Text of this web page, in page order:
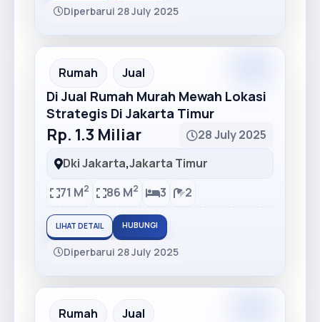
Diperbarui 28 July 2025
Partner Ad
Rumah Jual
Di Jual Rumah Murah Mewah Lokasi
Strategis Di Jakarta Timur
Rp. 1.3 Miliar
28 July 2025
Dki Jakarta,Jakarta Timur
71 M2 86 M2 3 2
LIHAT DETAIL HUBUNGI
Diperbarui 28 July 2025
Partner Ad
Rumah Jual